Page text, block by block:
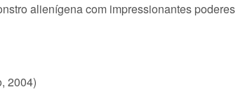
alienígena com impressionantes
2004)